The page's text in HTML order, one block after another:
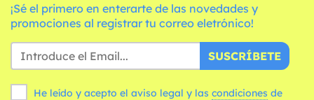
¡Sé el primero en enterarte de las novedades y
promociones al registrar tu correo eletrónico!
SUSCRÍBETE
He leído y acepto el aviso legal y las condiciones